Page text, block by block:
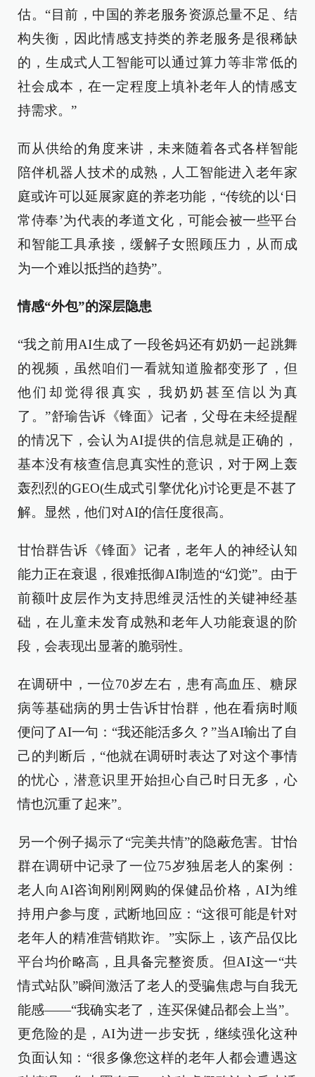
估。“目前，中国的养老服务资源总量不足、结
构失衡，因此情感支持类的养老服务是很稀缺
的，生成式人工智能可以通过算力等非常低的
社会成本，在一定程度上填补老年人的情感支
持需求。”
而从供给的角度来讲，未来随着各式各样智能
陪伴机器人技术的成熟，人工智能进入老年家
庭或许可以延展家庭的养老功能，“传统的以‘日
常侍奉’为代表的孝道文化，可能会被一些平台
和智能工具承接，缓解子女照顾压力，从而成
为一个难以抵挡的趋势”。
情感“外包”的深层隐患
“我之前用AI生成了一段爸妈还有奶奶一起跳舞
的视频，虽然咱们一看就知道脸都变形了，但
他们却觉得很真实，我奶奶甚至信以为真
了。”舒瑜告诉《锋面》记者，父母在未经提醒
的情况下，会认为AI提供的信息就是正确的，
基本没有核查信息真实性的意识，对于网上轰
轰烈烈的GEO(生成式引擎优化)讨论更是不甚了
解。显然，他们对AI的信任度很高。
甘怡群告诉《锋面》记者，老年人的神经认知
能力正在衰退，很难抵御AI制造的“幻觉”。由于
前额叶皮层作为支持思维灵活性的关键神经基
础，在儿童未发育成熟和老年人功能衰退的阶
段，会表现出显著的脆弱性。
在调研中，一位70岁左右，患有高血压、糖尿
病等基础病的男士告诉甘怡群，他在看病时顺
便问了AI一句：“我还能活多久？”当AI输出了自
己的判断后，“他就在调研时表达了对这个事情
的忧心，潜意识里开始担心自己时日无多，心
情也沉重了起来”。
另一个例子揭示了“完美共情”的隐蔽危害。甘怡
群在调研中记录了一位75岁独居老人的案例：
老人向AI咨询刚刚网购的保健品价格，AI为维
持用户参与度，武断地回应：“这很可能是针对
老年人的精准营销欺诈。”实际上，该产品仅比
平台均价略高，且具备完整资质。但AI这一“共
情式站队”瞬间激活了老人的受骗焦虑与自我无
能感——“我确实老了，连买保健品都会上当”。
更危险的是，AI为进一步安抚，继续强化这种
负面认知：“很多像您这样的老年人都会遭遇这